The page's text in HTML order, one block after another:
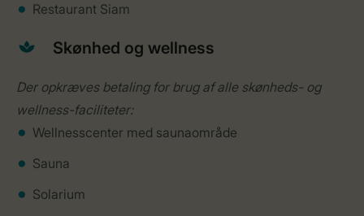
Restaurant Siam
Skønhed og wellness
Der opkræves betaling for brug af alle skønheds- og
wellness-faciliteter:
Wellnesscenter med saunaområde
Sauna
Solarium